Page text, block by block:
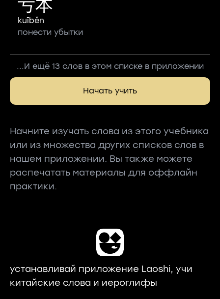
亏本
kuīběn
понести убытки
...И ещё 13 слов в этом списке в приложении
Начать учить
Начните изучать слова из этого учебника
или из множества других списков слов в
нашем приложении. Вы также можете
распечатать материалы для оффлайн
практики.
устанавливай приложение Laoshi, учи
китайские слова и иероглифы